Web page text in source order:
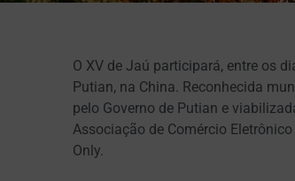
O XV de Jaú participará, entre os
Putian, na China. Reconhecida
pelo Governo de Putian e
Associação de Comércio
Only.